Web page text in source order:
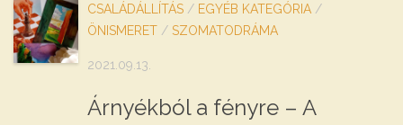
CSALÁDÁLLÍTÁS / EGYÉB KATEGÓRIA /
ÖNISMERET / SZOMATODRÁMA
2021.09.13.
Árnyékból a fényre – A